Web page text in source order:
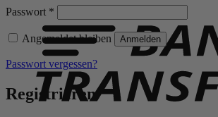
Passwort *
Angemeldet bleiben Anmelden
Passwort vergessen?
Registrieren